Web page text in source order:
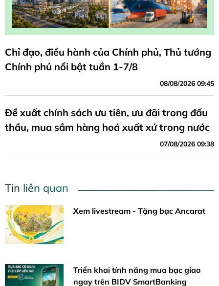
Chỉ đạo, điều hành của Chính phủ, Thủ tướng
Chính phủ nổi bật tuần 1-7/8
08/08/2026 09:45
Đề xuất chính sách ưu tiên, ưu đãi trong đấu
thầu, mua sắm hàng hoá xuất xứ trong nước
07/08/2026 09:38
Tin liên quan
Xem livestream - Tặng bạc Ancarat
Triển khai tính năng mua bạc giao
ngay trên BIDV SmartBanking